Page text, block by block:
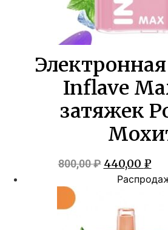
Inflave
затяжек
800,00₽
цена
800,00 ₽.
440,00 ₽